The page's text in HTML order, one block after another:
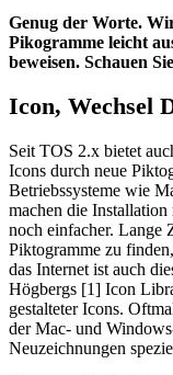
Genug der Worte.
Pikogramme leicht
beweisen. Schauen
Icon, Wechsel
Seit TOS 2.x bietet
Icons durch neue
Betriebssysteme wie
machen die
noch einfacher. Lange
Piktogramme zu
das Internet ist auch
Högbergs [1] Icon
gestalteter Icons.
der Mac- und
Neuzeichnungen